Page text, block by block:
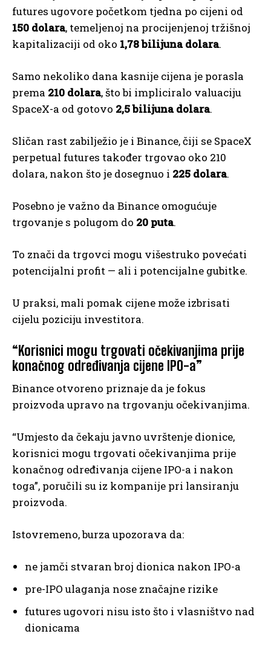
futures ugovore početkom tjedna po cijeni od
150 dolara, temeljenoj na procijenjenoj tržišnoj
kapitalizaciji od oko 1,78 bilijuna dolara.
Samo nekoliko dana kasnije cijena je porasla
prema 210 dolara, što bi impliciralo valuaciju
SpaceX-a od gotovo 2,5 bilijuna dolara.
Sličan rast zabilježio je i Binance, čiji se SpaceX
perpetual futures također trgovao oko 210
dolara, nakon što je dosegnuo i 225 dolara.
Posebno je važno da Binance omogućuje
trgovanje s polugom do 20 puta.
To znači da trgovci mogu višestruko povećati
potencijalni profit — ali i potencijalne gubitke.
U praksi, mali pomak cijene može izbrisati
cijelu poziciju investitora.
“Korisnici mogu trgovati očekivanjima prije
konačnog određivanja cijene IPO-a”
Binance otvoreno priznaje da je fokus
proizvoda upravo na trgovanju očekivanjima.
“Umjesto da čekaju javno uvrštenje dionice,
korisnici mogu trgovati očekivanjima prije
konačnog određivanja cijene IPO-a i nakon
toga”, poručili su iz kompanije pri lansiranju
proizvoda.
Istovremeno, burza upozorava da:
ne jamči stvaran broj dionica nakon IPO-a
pre-IPO ulaganja nose značajne rizike
futures ugovori nisu isto što i vlasništvo nad
dionicama